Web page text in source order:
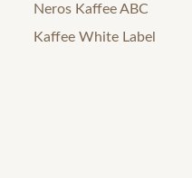
Neros Kaffee ABC
Kaffee White Label